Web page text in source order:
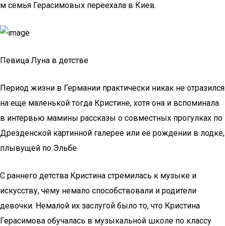
м семья Герасимовых переехала в Киев.
Певица Луна в детстве
Период жизни в Германии практически никак не отразился
на еще маленькой тогда Кристине, хотя она и вспоминала
в интервью мамины рассказы о совместных прогулках по
Дрезденской картинной галерее или её рождении в лодке,
плывущей по Эльбе.
С раннего детства Кристина стремилась к музыке и
искусству, чему немало способствовали и родители
девочки. Немалой их заслугой было то, что Кристина
Герасимова обучалась в музыкальной школе по классу